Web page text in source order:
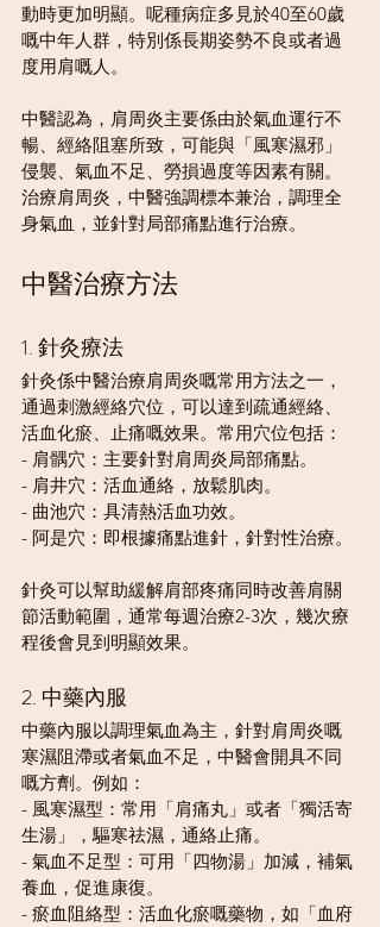
動時更加明顯。呢種病症多見於40至60歲
嘅中年人群，特別係長期姿勢不良或者過
度用肩嘅人。
中醫認為，肩周炎主要係由於氣血運行不
暢、經絡阻塞所致，可能與「風寒濕邪」
侵襲、氣血不足、勞損過度等因素有關。
治療肩周炎，中醫強調標本兼治，調理全
身氣血，並針對局部痛點進行治療。
中醫治療方法
1. 針灸療法
針灸係中醫治療肩周炎嘅常用方法之一，
通過刺激經絡穴位，可以達到疏通經絡、
活血化瘀、止痛嘅效果。常用穴位包括：
- 肩髃穴：主要針對肩周炎局部痛點。
- 肩井穴：活血通絡，放鬆肌肉。
- 曲池穴：具清熱活血功效。
- 阿是穴：即根據痛點進針，針對性治療。
針灸可以幫助緩解肩部疼痛同時改善肩關
節活動範圍，通常每週治療2-3次，幾次療
程後會見到明顯效果。
2. 中藥內服
中藥內服以調理氣血為主，針對肩周炎嘅
寒濕阻滯或者氣血不足，中醫會開具不同
嘅方劑。例如：
- 風寒濕型：常用「肩痛丸」或者「獨活寄
生湯」，驅寒祛濕，通絡止痛。
- 氣血不足型：可用「四物湯」加減，補氣
養血，促進康復。
- 瘀血阻絡型：活血化瘀嘅藥物，如「血府